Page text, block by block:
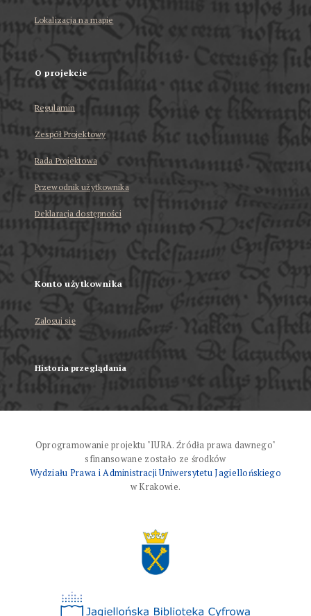
Lokalizacja na mapie
O projekcie
Regulamin
Zespół Projektowy
Rada Projektowa
Przewodnik użytkownika
Deklaracja dostępności
Konto użytkownika
Zaloguj się
Historia przeglądania
Oprogramowanie projektu "IURA. Źródła prawa dawnego"
sfinansowane zostało ze środków
Wydziału Prawa i Administracji Uniwersytetu Jagiellońskiego
w Krakowie.